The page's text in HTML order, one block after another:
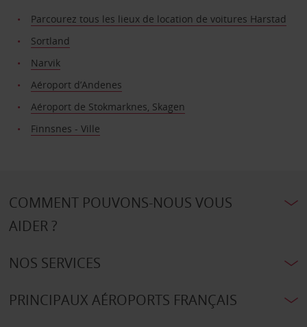
Parcourez tous les lieux de location de voitures Harstad
Sortland
Narvik
Aéroport d’Andenes
Aéroport de Stokmarknes, Skagen
Finnsnes - Ville
COMMENT POUVONS-NOUS VOUS
AIDER ?
NOS SERVICES
PRINCIPAUX AÉROPORTS FRANÇAIS